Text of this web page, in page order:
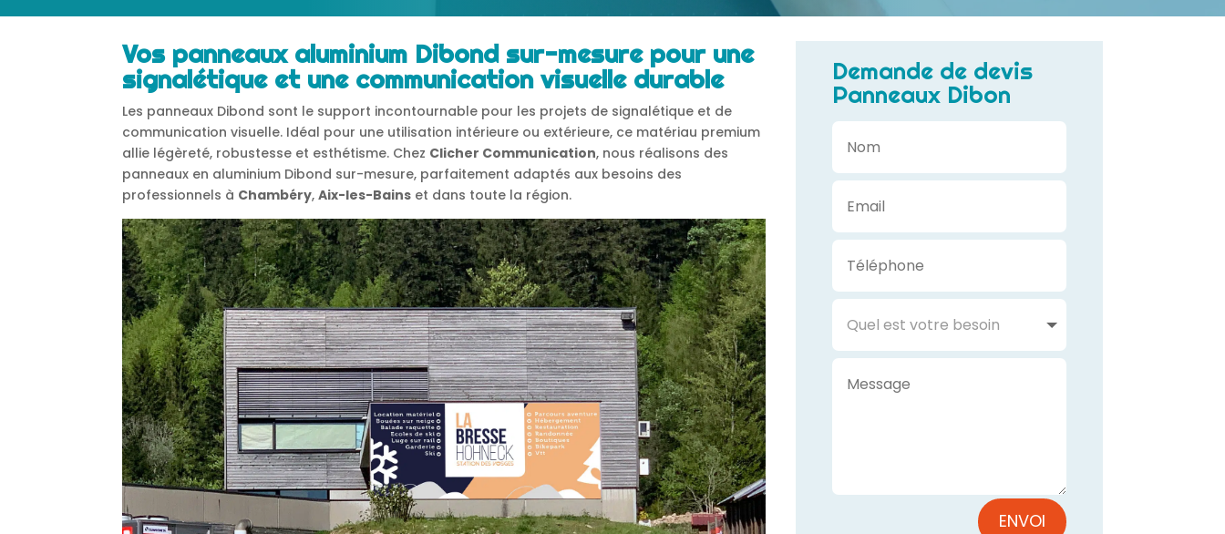
Vos panneaux aluminium Dibond sur-mesure pour une
signalétique et une communication visuelle durable
Les panneaux Dibond sont le support incontournable pour les projets de signalétique et de
communication visuelle. Idéal pour une utilisation intérieure ou extérieure, ce matériau premium
allie légèreté, robustesse et esthétisme. Chez Clicher Communication, nous réalisons des
panneaux en aluminium Dibond sur-mesure, parfaitement adaptés aux besoins des
professionnels à Chambéry,Aix-les-Bains et dans toute la région.
Demande de devis
Panneaux Dibon
ENVOI